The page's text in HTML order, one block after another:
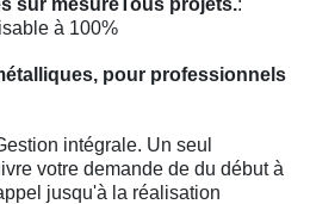
à 100%
pour professionnels
intégrale. Un seul
votre demande de du début à
jusqu'à la réalisation